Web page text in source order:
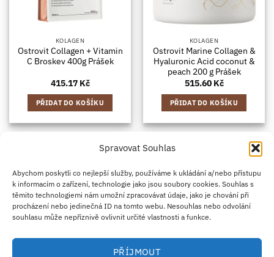
Spravovat Souhlas
Abychom poskytli co nejlepší služby, používáme k ukládání a/nebo přístupu
k informacím o zařízení, technologie jako jsou soubory cookies. Souhlas s
těmito technologiemi nám umožní zpracovávat údaje, jako je chování při
procházení nebo jedinečná ID na tomto webu. Nesouhlas nebo odvolání
souhlasu může nepříznivě ovlivnit určité vlastnosti a funkce.
PŘÍJMOUT
KOLAGEN
Ostrovit Collagen + Vitamin
C Broskev 400g Prášek
415.17 Kč
PŘIDAT DO KOŠÍKU
KOLAGEN
Ostrovit Marine Collagen &
Hyaluronic Acid coconut &
peach 200 g Prášek
515.60 Kč
PŘIDAT DO KOŠÍKU
Credit
Card
2
Klarna
Apple
Pay
Google
Pay
PayPal
ZÁSADY DOPRAVY
ZÁSADY VRÁCENÍ ZBOŽÍ
OBCHODNÍ PODMÍNKY
KONTAKT O NÁS B2B
IMPRINT
OMEZENÍ ODPOVĚDNOSTI
ZÁSADY COOKIES